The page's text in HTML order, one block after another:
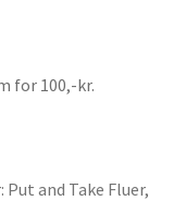
for 100,-kr.
Put and Take Fluer,